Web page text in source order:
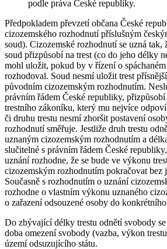
podle práva České republiky.
Předpokladem převzetí občana České
cizozemského rozhodnutí příslušným
soud). Cizozemské rozhodnutí se uzná tak,
soud přizpůsobí na trest (co do jeho délky
mohl uložit, pokud by v řízení o spáchaném
rozhodoval. Soud nesmí uložit trest
původním cizozemským rozhodnutím.
právním řádem České republiky,
trestního zákoníku, který mu nejvíce
či druhu trestu nesmí zhoršit postavení
rozhodnutí směřuje. Jestliže druh trestu
uznaným cizozemským rozhodnutím a
slučitelné s právním řádem České
uznání rozhodne, že se bude ve výkonu
cizozemským rozhodnutím pokračovat bez
Současně s rozhodnutím o uznání
rozhodne o vlastním výkonu uznaného
o zařazení odsouzené osoby do
Do zbývající délky trestu odnětí svobody
doba omezení svobody (vazba, výkon
území odsuzujícího státu.